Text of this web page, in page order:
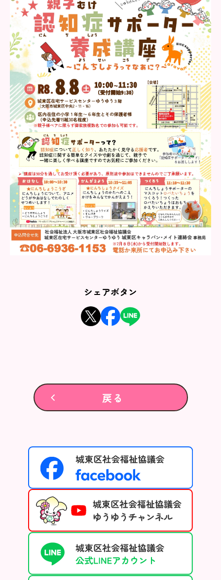
シェアボタン
戻る